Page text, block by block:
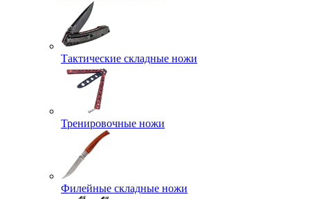
Тактические складные ножи
Тренировочные ножи
Филейные складные ножи